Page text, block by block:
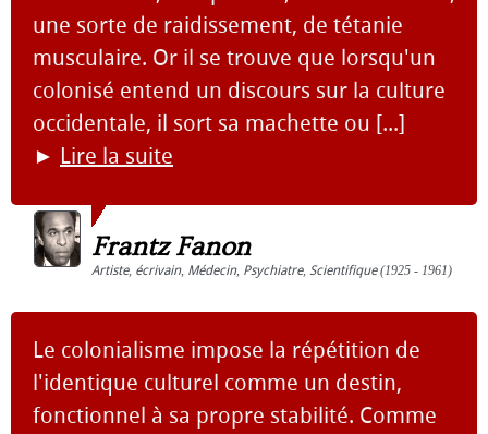
une sorte de raidissement, de tétanie
musculaire. Or il se trouve que lorsqu'un
colonisé entend un discours sur la culture
occidentale, il sort sa machette ou [...]
► Lire la suite
Frantz Fanon
Artiste, écrivain, Médecin, Psychiatre, Scientifique(1925 - 1961)
Le colonialisme impose la répétition de
l'identique culturel comme un destin,
fonctionnel à sa propre stabilité. Comme